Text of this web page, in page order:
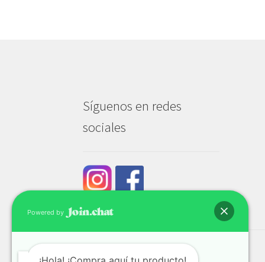
Síguenos en redes
sociales
Powered by